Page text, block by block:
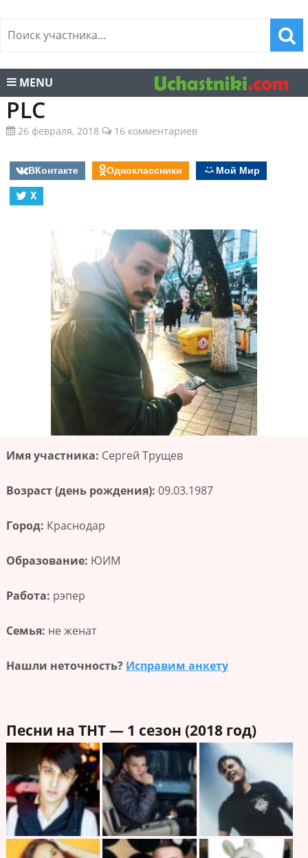
MENU
PLC
26 февраля, 2018 16 комментариев
ВКонтакте Одноклассники
Мой Мир
X
Имя участника: Сергей Трущев
Возраст (день рождения): 09.03.1987
Город: Краснодар
Образование: ЮИМ
Работа: рэпер
Семья: не женат
Нашли неточность? Исправим анкету
Песни на ТНТ — 1 сезон (2018 год)